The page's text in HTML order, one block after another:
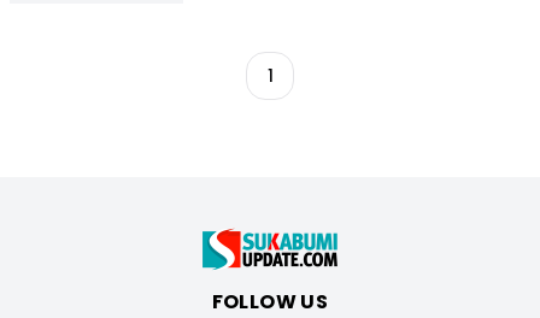
1
FOLLOW US